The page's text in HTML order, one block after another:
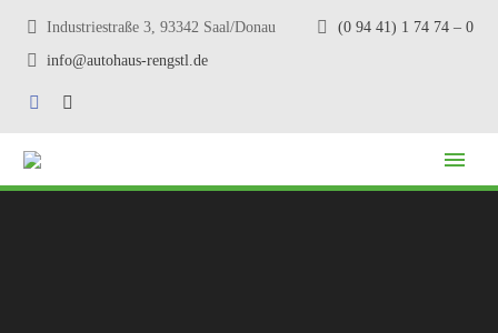
Industriestraße 3, 93342 Saal/Donau
(0 94 41) 1 74 74 – 0
info@autohaus-rengstl.de